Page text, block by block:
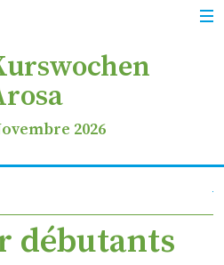
2026
débutants